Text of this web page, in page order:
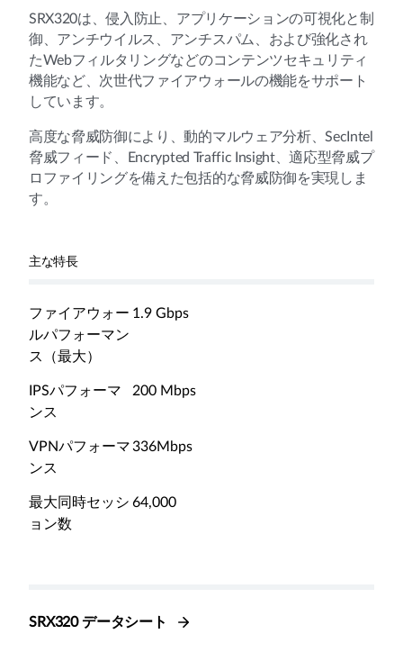
SRX320は、侵入防止、アプリケーションの可視化と制
御、アンチウイルス、アンチスパム、および強化され
たWebフィルタリングなどのコンテンツセキュリティ
機能など、次世代ファイアウォールの機能をサポート
しています。
高度な脅威防御により、動的マルウェア分析、SecIntel
脅威フィード、Encrypted Traffic Insight、適応型脅威プ
ロファイリングを備えた包括的な脅威防御を実現しま
す。
主な特長
ファイアウォー
ルパフォーマン
ス（最大）
1.9 Gbps
IPSパフォーマ
ンス
200 Mbps
VPNパフォーマ
ンス
336Mbps
最大同時セッシ
ョン数
64,000
SRX320 データシート